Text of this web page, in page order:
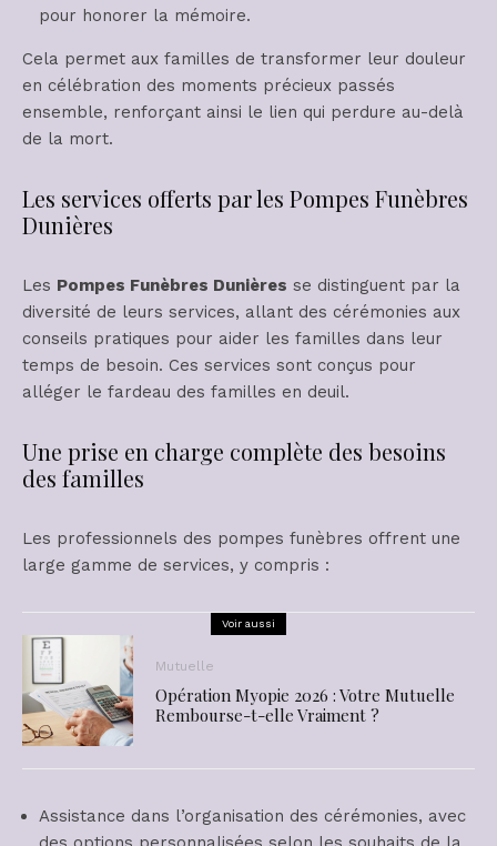
pour honorer la mémoire.
Cela permet aux familles de transformer leur douleur
en célébration des moments précieux passés
ensemble, renforçant ainsi le lien qui perdure au-delà
de la mort.
Les services offerts par les Pompes Funèbres
Dunières
Les Pompes Funèbres Dunières se distinguent par la
diversité de leurs services, allant des cérémonies aux
conseils pratiques pour aider les familles dans leur
temps de besoin. Ces services sont conçus pour
alléger le fardeau des familles en deuil.
Une prise en charge complète des besoins
des familles
Les professionnels des pompes funèbres offrent une
large gamme de services, y compris :
Voir aussi
Mutuelle
Opération Myopie 2026 : Votre Mutuelle
Rembourse-t-elle Vraiment ?
Assistance dans l’organisation des cérémonies, avec